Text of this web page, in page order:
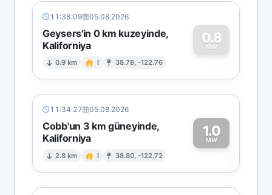
11:38:09 05.08.2026
Geysers'in 0 km kuzeyinde,
Kaliforniya
0.9 km I 38.78, -122.76
0.8
MW
0
11:34:27 05.08.2026
Cobb'un 3 km güneyinde,
Kaliforniya
2.8 km I 38.80, -122.72
1.0
MW1